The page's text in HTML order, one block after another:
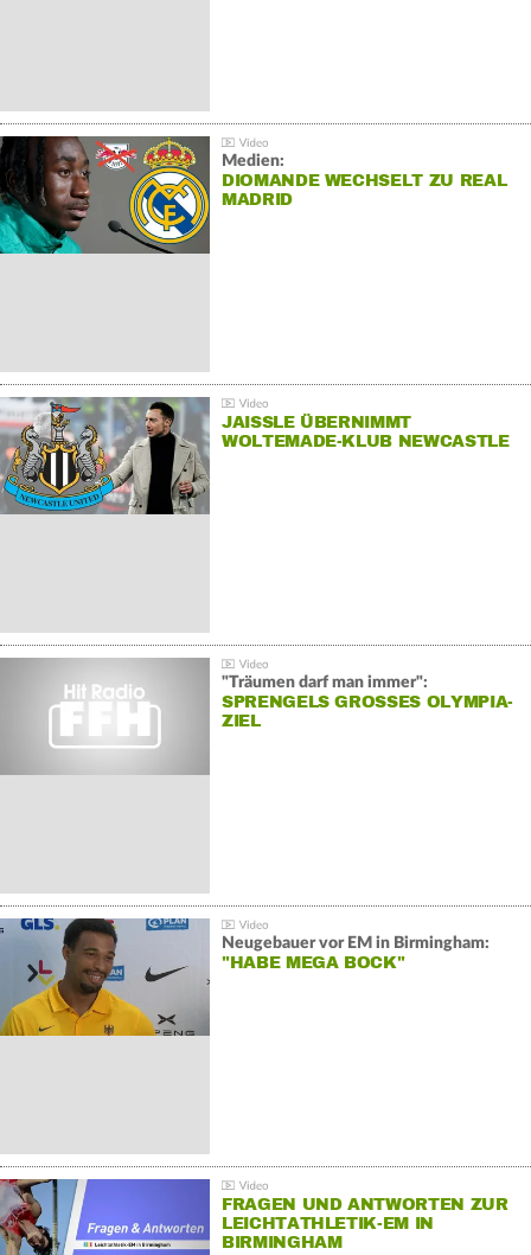
Medien:
DIOMANDE WECHSELT ZU REAL
MADRID
JAISSLE ÜBERNIMMT
WOLTEMADE-KLUB NEWCASTLE
"Träumen darf man immer":
SPRENGELS GROSSES OLYMPIA-Z
IEL
Neugebauer vor EM in Birmingham:
"HABE MEGA BOCK"
FRAGEN UND ANTWORTEN ZUR
LEICHTATHLETIK-EM IN
BIRMINGHAM